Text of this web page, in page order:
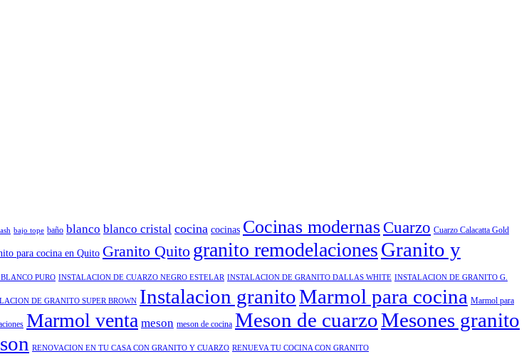
bajo tope baño blanco blanco cristal cocina cocinas Cocinas modernas Cuarzo Cuarzo Calacatta Gold
para cocina en Quito Granito Quito granito remodelacionesGranito y
PURO INSTALACION DE CUARZO NEGRO ESTELAR INSTALACION DE GRANITO DALLAS WHITE INSTALACION DE GRANITO G.
DE GRANITO SUPER BROWN Instalacion granitoMarmol para cocina Marmol para
Marmol venta meson meson de cocina Meson de cuarzoMesones granito
RENOVACION EN TU CASA CON GRANITO Y CUARZO RENUEVA TU COCINA CON GRANITO